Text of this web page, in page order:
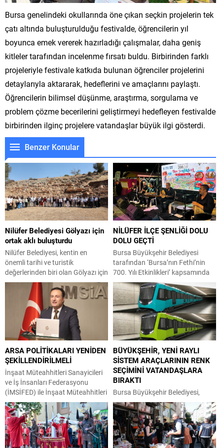
Bursa genelindeki okullarında öne çıkan seçkin projelerin tek
çatı altında buluşturulduğu festivalde, öğrencilerin yıl
boyunca emek vererek hazırladığı çalışmalar, daha geniş
kitleler tarafından incelenme fırsatı buldu. Birbirinden farklı
projeleriyle festivale katkıda bulunan öğrenciler projelerini
detaylarıyla aktararak, hedeflerini ve amaçlarını paylaştı.
Öğrencilerin bilimsel düşünme, araştırma, sorgulama ve
problem çözme becerilerini geliştirmeyi hedefleyen festivalde
birbirinden ilginç projelere vatandaşlar büyük ilgi gösterdi.
Benzer Konular
Nilüfer Belediyesi Gölyazı için
ortak aklı buluşturdu
Nilüfer Belediyesi, kentin en
önemli tarihi ve turistik
değerlerinden biri olan Gölyazı için
çalıştay düzenledi. Aziz
Panteleimon Kilisesi’ndeki
çalıştayda bölgenin arkeolojik
değerleri ve doğal güzellikleriyle
dünya standartlarında bir turizm
destinasyonuna dönüştürülmesi
hedefi vurgulandı. Nilüfer
Belediyesi, tarihi ve turistik
özellikleri ile öne çıkan Gölyazı için
kapsamlı bir çalıştay düzenledi.
Gölyazı Aziz...
NİLÜFER İLÇE ŞENLİĞİ DOLU
DOLU GEÇTİ
Bursa Büyükşehir Belediyesi
tarafından ‘Bursa’nın Fethi’nin
700. Yılı Etkinlikleri’ kapsamında
düzenlenen İlçe Şenlikleri’nin son
durağı Nilüfer oldu. Büyükşehir
Belediyesi Kültür, Sanat ve Sosyal
İşler Dairesi Başkanlığı
koordinasyonuyla Nilüfer Balkan
Bölge Parkı’nda gerçekleştirilen
etkinlikler, gün boyunca 7’den
70’e her yaştan vatandaşı bir
araya getirerek renkli görüntülere
sahne oldu. Şenlik kapsamında
kurulan...
ARSA POLİTİKALARI YENİDEN
ŞEKİLLENDİRİLMELİ
İnşaat Müteahhitleri Sanayicileri
ve İş İnsanları Federasyonu
(İMSİFED) ile İnşaat Müteahhitleri
Sanayicileri ve İş İnsanları Derneği
(İMSİAD) Başkanı Şeref Demir,
Türkiye’de konut fiyatlarının
dengelenmesi ve kentsel
dönüşümün hız kazanması için
BÜYÜKŞEHİR, YENİ RAYLI
SİSTEM ARAÇLARININ RENK
SEÇİMİNİ VATANDAŞLARA
BIRAKTI
Bursa Büyükşehir Belediyesi,
toplu ulaşımın güçlendirilmesi
amacıyla sisteme entegre edilecek
olan 20 adet yeni hafif raylı
sistem aracının renk seçimini
vatandaşın görüşüne açtı.